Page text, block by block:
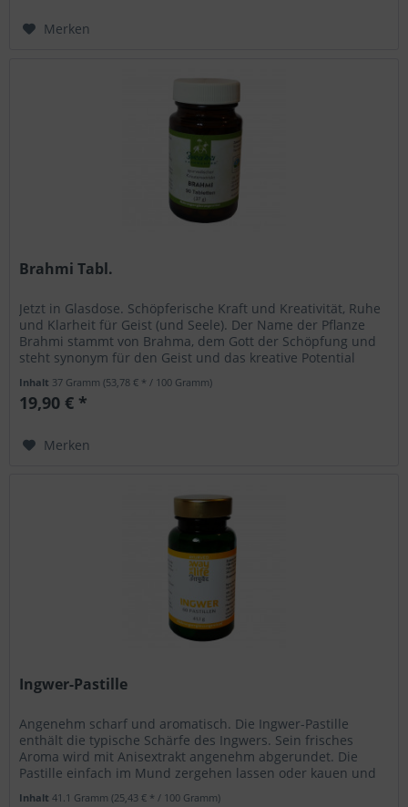
Merken
Brahmi Tabl.
Jetzt in Glasdose. Schöpferische Kraft und Kreativität, Ruhe
und Klarheit für Geist (und Seele). Der Name der Pflanze
Brahmi stammt von Brahma, dem Gott der Schöpfung und
steht synonym für den Geist und das kreative Potential
Inhalt 37 Gramm(53,78 € * / 100 Gramm)
19,90 € *
Merken
Ingwer-Pastille
Angenehm scharf und aromatisch. Die Ingwer-Pastille
enthält die typische Schärfe des Ingwers. Sein frisches
Aroma wird mit Anisextrakt angenehm abgerundet. Die
Pastille einfach im Mund zergehen lassen oder kauen und
Inhalt41.1 Gramm(25,43 € * / 100 Gramm)